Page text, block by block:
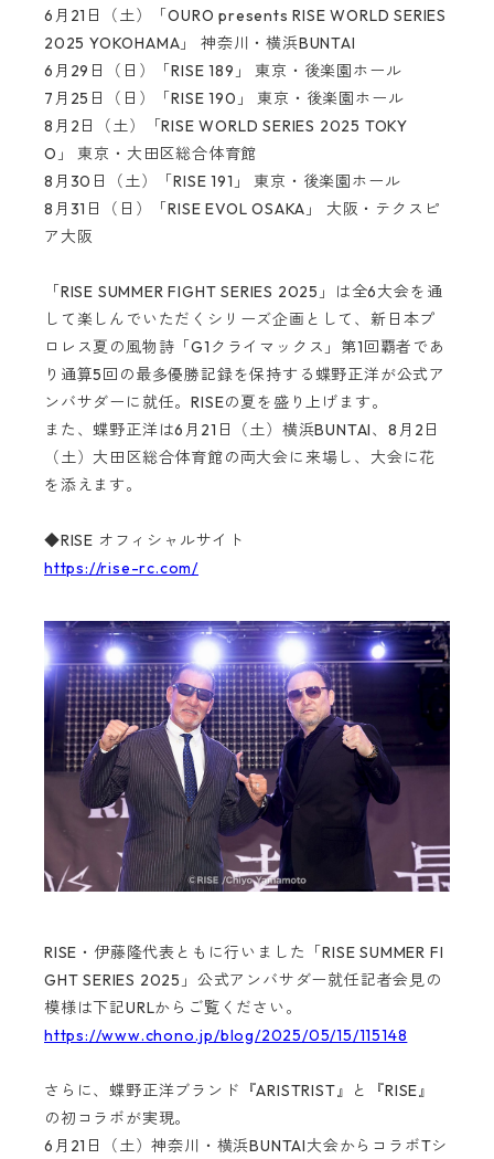
6月21日（土）「OURO presents RISE WORLD SERIES
2025 YOKOHAMA」 神奈川・横浜BUNTAI
6月29日（日）「RISE 189」 東京・後楽園ホール
7月25日（日）「RISE 190」 東京・後楽園ホール
8月2日（土）「RISE WORLD SERIES 2025 TOKY
O」 東京・大田区総合体育館
8月30日（土）「RISE 191」 東京・後楽園ホール
8月31日（日）「RISE EVOL OSAKA」 大阪・テクスピ
ア大阪
「RISE SUMMER FIGHT SERIES 2025」は全6大会を通
して楽しんでいただくシリーズ企画として、新日本プ
ロレス夏の風物詩「G1クライマックス」第1回覇者であ
り通算5回の最多優勝記録を保持する蝶野正洋が公式ア
ンバサダーに就任。RISEの夏を盛り上げます。
また、蝶野正洋は6月21日（土）横浜BUNTAI、8月2日
（土）大田区総合体育館の両大会に来場し、大会に花
を添えます。
◆RISE オフィシャルサイト
https://rise-rc.com/
RISE・伊藤隆代表ともに行いました「RISE SUMMER FI
GHT SERIES 2025」公式アンバサダー就任記者会見の
模様は下記URLからご覧ください。
https://www.chono.jp/blog/2025/05/15/115148
さらに、蝶野正洋ブランド『ARISTRIST』と『RISE』
の初コラボが実現。
6月21日（土）神奈川・横浜BUNTAI大会からコラボTシ